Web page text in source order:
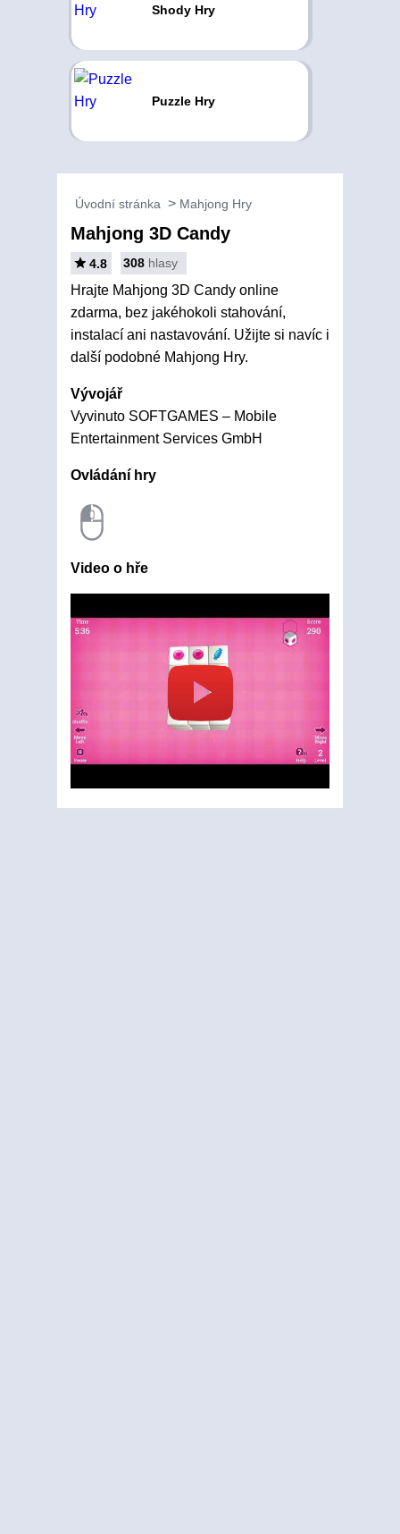
Shody Hry
Puzzle Hry
Úvodní stránka Mahjong Hry
Mahjong 3D Candy
4.8 308 hlasy
Hrajte Mahjong 3D Candy online
zdarma, bez jakéhokoli stahování,
instalací ani nastavování. Užijte si navíc i
další podobné Mahjong Hry.
Vývojář
Vyvinuto SOFTGAMES – Mobile
Entertainment Services GmbH
Ovládání hry
Video o hře